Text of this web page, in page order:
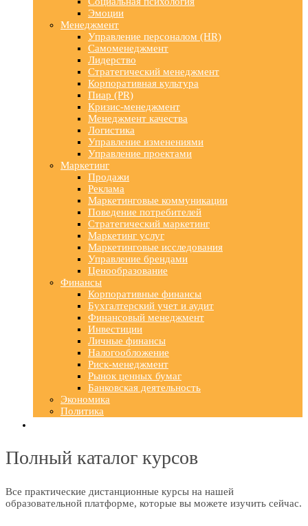
Эмоции
Менеджмент
Управление персоналом (HR)
Самоменеджмент
Лидерство
Стратегический менеджмент
Корпоративная культура
Пиар (PR)
Кризис-менеджмент
Менеджмент качества
Логистика
Управление изменениями
Управление проектами
Маркетинг
Продажи
Реклама
Маркетинговые коммуникации
Поведение потребителей
Стратегический маркетинг
Маркетинг услуг
Маркетинговые исследования
Управление брендами
Ценообразование
Финансы
Корпоративные финансы
Бухгалтерский учет и аудит
Финансовый менеджмент
Инвестиции
Личные финансы
Налогообложение
Риск-менеджмент
Рынок ценных бумаг
Банковская деятельность
Экономика
Политика
Полный каталог курсов
Все практические дистанционные курсы на нашей
образовательной платформе, которые вы можете изучить сейчас.